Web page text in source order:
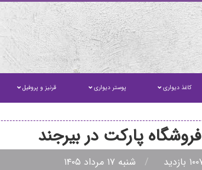
کاغذ دیواری پوستر دیواری قرنیز و پروفیل
فروشگاه پارکت در بیرجند
شنبه ۱۷ مرداد ۱۴۰۵